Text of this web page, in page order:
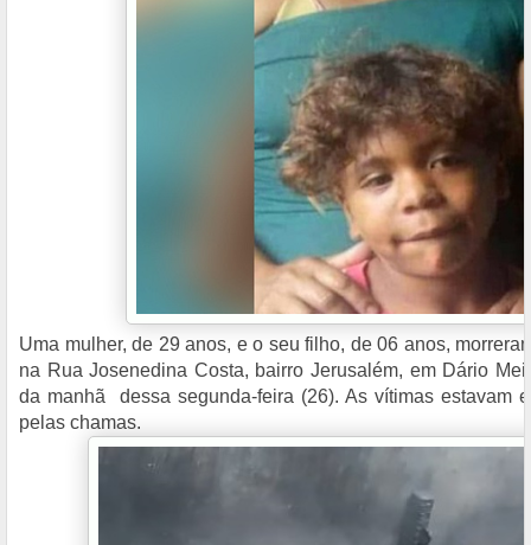
Uma mulher, de 29 anos, e o seu filho, de 06 anos,
na Rua Josenedina Costa, bairro Jerusalém, em Dário
da manhã dessa segunda-feira (26). As vítimas estavam
pelas chamas.